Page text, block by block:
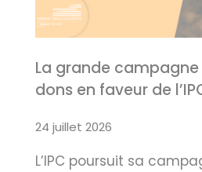
La grande
dons en faveur de
24 juillet 2026
L’IPC poursuit sa